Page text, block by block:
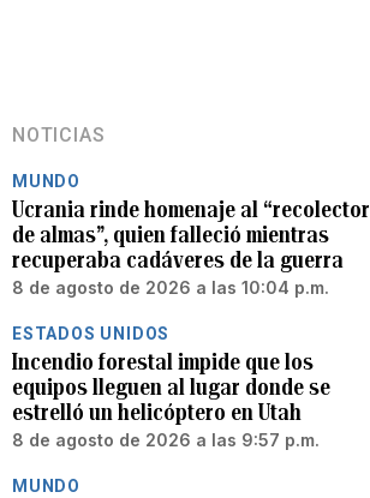
NOTICIAS
MUNDO
Ucrania rinde homenaje al “recolector
de almas”, quien falleció mientras
recuperaba cadáveres de la guerra
8 de agosto de 2026 a las 10:04 p.m.
ESTADOS UNIDOS
Incendio forestal impide que los
equipos lleguen al lugar donde se
estrelló un helicóptero en Utah
8 de agosto de 2026 a las 9:57 p.m.
MUNDO